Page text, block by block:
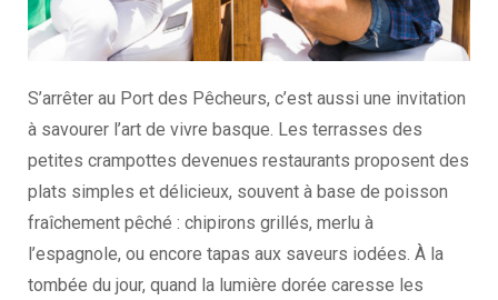
S’arrêter au Port des Pêcheurs, c’est aussi une invitation
à savourer l’art de vivre basque. Les terrasses des
petites crampottes devenues restaurants proposent des
plats simples et délicieux, souvent à base de poisson
fraîchement pêché : chipirons grillés, merlu à
l’espagnole, ou encore tapas aux saveurs iodées. À la
tombée du jour, quand la lumière dorée caresse les